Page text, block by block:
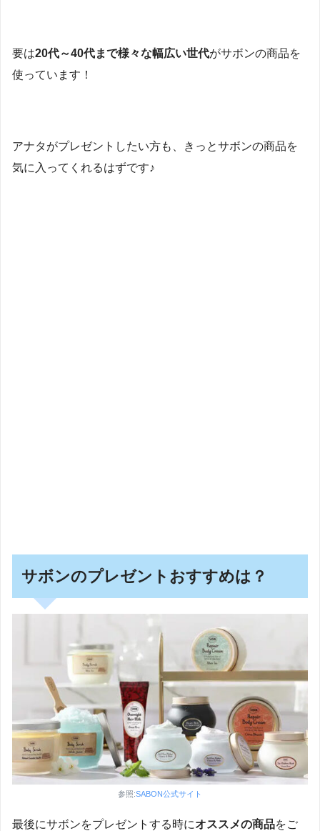
要は20代～40代まで様々な幅広い世代がサボンの商品を
使っています！
アナタがプレゼントしたい方も、きっとサボンの商品を
気に入ってくれるはずです♪
サボンのプレゼントおすすめは？
参照:SABON公式サイト
最後にサボンをプレゼントする時にオススメの商品をご